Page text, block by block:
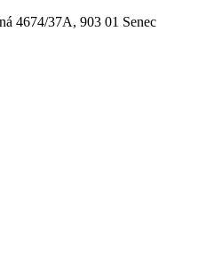
4674/37A, 903 01 Senec